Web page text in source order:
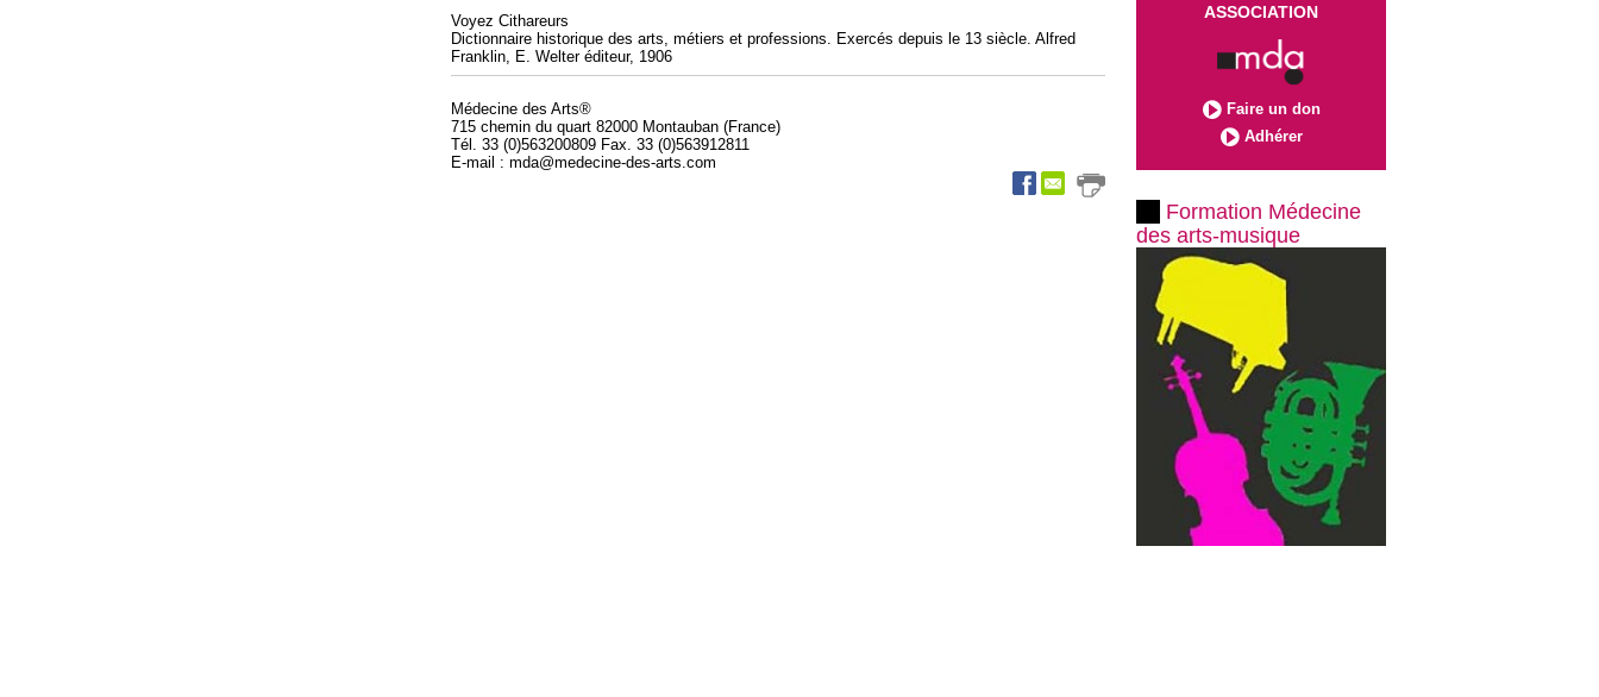
Voyez Cithareurs
Dictionnaire historique des arts, métiers et professions. Exercés depuis le 13 siècle. Alfred
Franklin, E. Welter éditeur, 1906
Médecine des Arts®
715 chemin du quart 82000 Montauban (France)
Tél. 33 (0)563200809 Fax. 33 (0)563912811
E-mail : mda@medecine-des-arts.com
ASSOCIATION
Faire un don
Adhérer
Formation Médecine
des arts-musique